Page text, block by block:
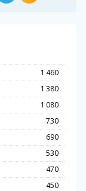
1 460
1 380
1 080
730
690
530
470
450